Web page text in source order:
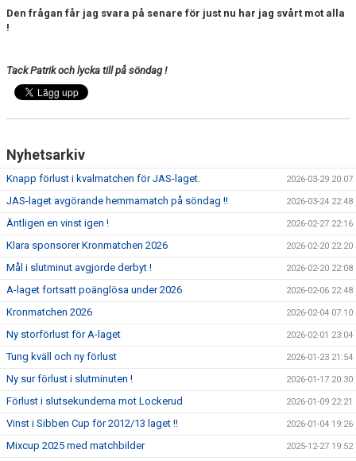
Den frågan får jag svara på senare för just nu har jag svårt mot alla
!
Tack Patrik och lycka till på söndag !
Nyhetsarkiv
Knapp förlust i kvalmatchen för JAS-laget. 2026-03-29 20:07
JAS-laget avgörande hemmamatch på söndag !! 2026-03-24 22:48
Äntligen en vinst igen ! 2026-02-27 22:16
Klara sponsorer Kronmatchen 2026 2026-02-20 22:20
Mål i slutminut avgjorde derbyt ! 2026-02-20 22:08
A-laget fortsatt poänglösa under 2026 2026-02-06 22:48
Kronmatchen 2026 2026-02-04 07:10
Ny storförlust för A-laget 2026-02-01 23:04
Tung kväll och ny förlust 2026-01-23 21:54
Ny sur förlust i slutminuten ! 2026-01-17 20:30
Förlust i slutsekunderna mot Lockerud 2026-01-09 22:21
Vinst i Sibben Cup för 2012/13 laget !! 2026-01-04 19:26
Mixcup 2025 med matchbilder 2025-12-27 19:52